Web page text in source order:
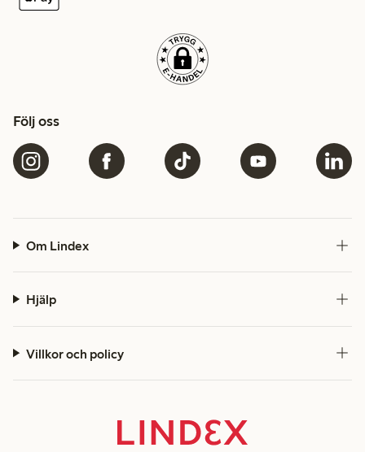
Följ oss
Om Lindex
Hjälp
Villkor och policy